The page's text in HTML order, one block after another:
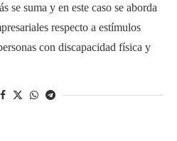
suma y en este caso se aborda
respecto a estímulos
con discapacidad física y